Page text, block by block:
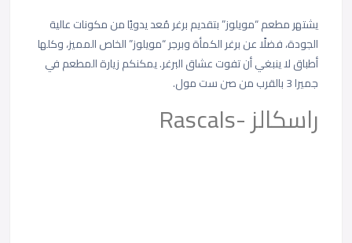
يشتهر مطعم “مويلوز” بتقديم برغر مُعد يدويًا من مكونات عالية
الجودة، فضلًا عن برغر الكمأة وبرجر “مويلوز” الخاص المميز، وكلها
أطباق لا ينبغي أن تفوت عشاق البرغر. يمكنكم زيارة المطعم في
جميرا 3 بالقرب من صن ست مول.
راسكالز -Rascals